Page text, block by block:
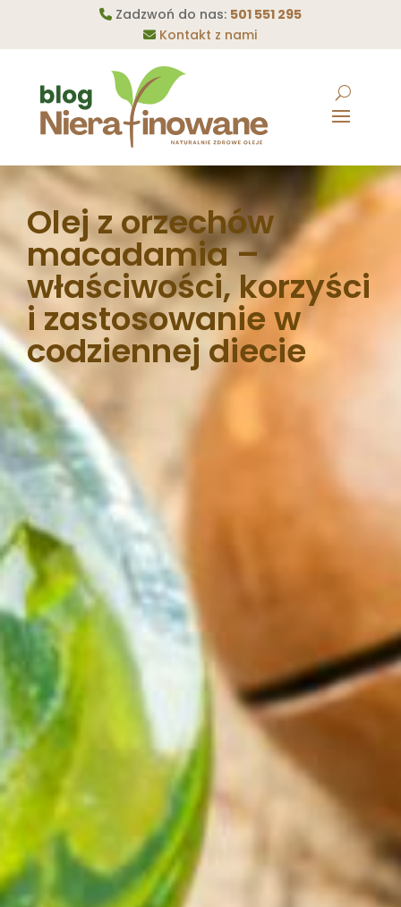
Zadzwoń do nas: 501 551 295
Kontakt z nami
Olej z orzechów
macadamia –
właściwości, korzyści
i zastosowanie w
codziennej diecie